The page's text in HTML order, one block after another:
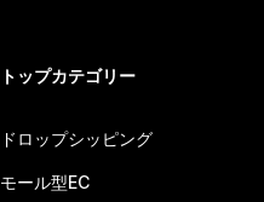
トップカテゴリー
ドロップシッピング
モール型EC